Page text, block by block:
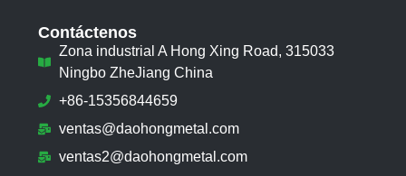
Contáctenos
Zona industrial A Hong Xing Road, 315033
Ningbo ZheJiang China
+86-15356844659
ventas@daohongmetal.com
ventas2@daohongmetal.com